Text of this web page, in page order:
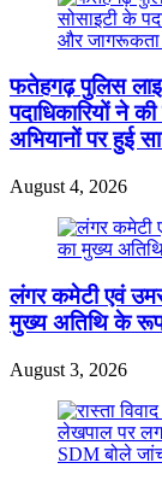
फतेहगढ़ पुलिस
पदाधिकारियों ने
अभियानों पर हुई
August 4, 2026
लंगर कमेटी एवं उमर
मुख्य अतिथि के रूप
August 3, 2026